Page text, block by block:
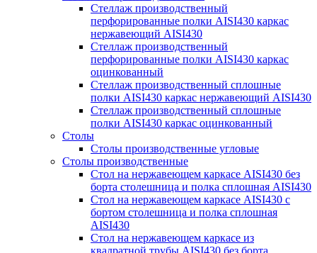
Стеллаж производственный
перфорированные полки AISI430 каркас
нержавеющий AISI430
Стеллаж производственный
перфорированные полки AISI430 каркас
оцинкованный
Стеллаж производственный сплошные
полки AISI430 каркас нержавеющий AISI430
Стеллаж производственный сплошные
полки AISI430 каркас оцинкованный
Столы
Столы производственные угловые
Столы производственные
Стол на нержавеющем каркасе AISI430 без
борта столешница и полка сплошная AISI430
Стол на нержавеющем каркасе AISI430 с
бортом столешница и полка сплошная
AISI430
Стол на нержавеющем каркасе из